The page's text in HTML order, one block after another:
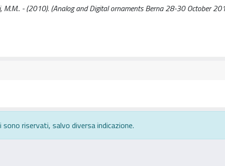
M.M.. - (2010). (Analog and Digital ornaments Berna 28-30 October
riservati, salvo diversa indicazione.